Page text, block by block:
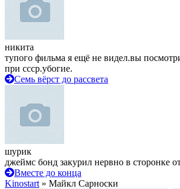
никита
тупого фильма я ещё не видел.вы
при ссср.убогие.
Семь вёрст до рассвета
шурик
джеймс бонд закурил нервно в сторонке
Вместе до конца
Kinostart » Майкл Сарноски